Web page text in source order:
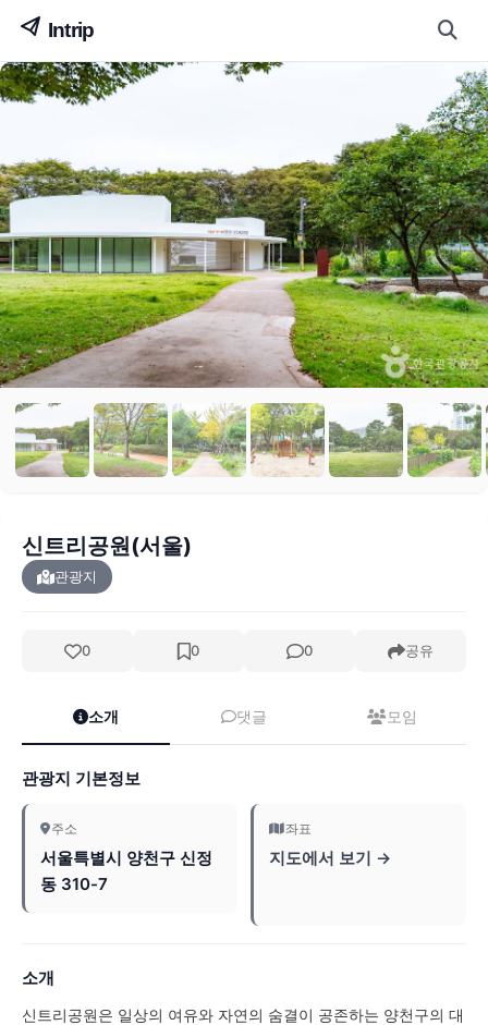
신트리공원(서울)
관광지
0 0 0 공유
소개 댓글 모임
관광지 기본정보
주소
서울특별시 양천구 신정
동 310-7
좌표
지도에서 보기 →
소개
신트리공원은 일상의 여유와 자연의 숨결이 공존하는 양천구의 대